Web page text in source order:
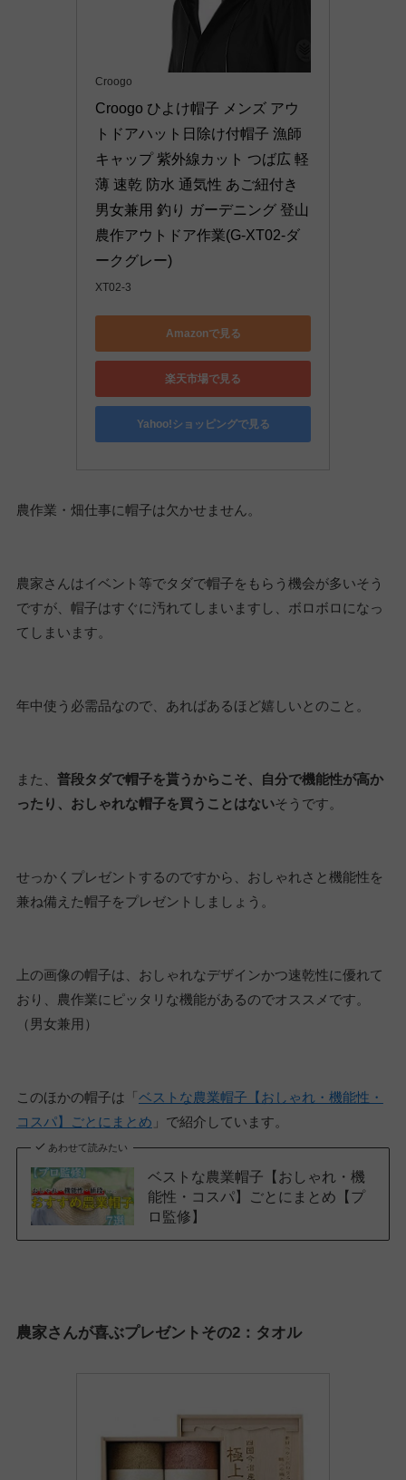
Croogo
Croogo ひよけ帽子 メンズ アウ
トドアハット日除け付帽子 漁師
キャップ 紫外線カット つば広 軽
薄 速乾 防水 通気性 あご紐付き
男女兼用 釣り ガーデニング 登山
農作アウトドア作業(G-XT02-ダ
ークグレー)
XT02-3
Amazonで見る
楽天市場で見る
Yahoo!ショッピングで見る
農作業・畑仕事に帽子は欠かせません。
農家さんはイベント等でタダで帽子をもらう機会が多いそう
ですが、帽子はすぐに汚れてしまいますし、ボロボロになっ
てしまいます。
年中使う必需品なので、あればあるほど嬉しいとのこと。
また、 普段タダで帽子を貰うからこそ、自分で機能性が高か
ったり、おしゃれな帽子を買うことはないそうです。
せっかくプレゼントするのですから、おしゃれさと機能性を
兼ね備えた帽子をプレゼントしましょう。
上の画像の帽子は、おしゃれなデザインかつ速乾性に優れて
おり、農作業にピッタリな機能があるのでオススメです。
（男女兼用）
このほかの帽子は「ベストな農業帽子【おしゃれ・機能性・
コスパ】ごとにまとめ 」で紹介しています。
あわせて読みたい
ベストな農業帽子【おしゃれ・機
能性・コスパ】ごとにまとめ【プ
ロ監修】
農家さんが喜ぶプレゼントその2：タオル